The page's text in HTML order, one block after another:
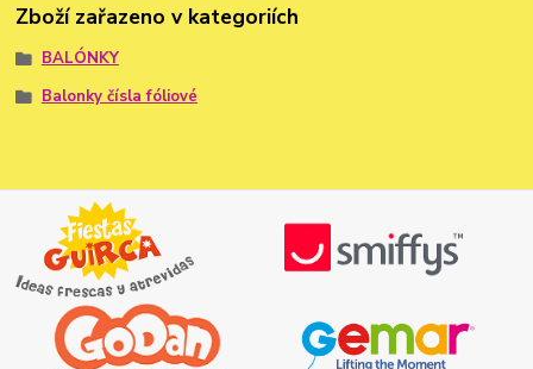
Zboží zařazeno v kategoriích
BALÓNKY
Balonky čísla fóliové